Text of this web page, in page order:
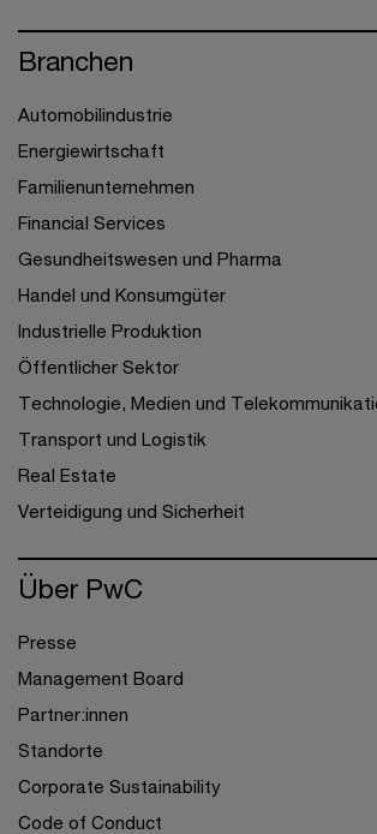
Branchen
Automobilindustrie
Energiewirtschaft
Familienunternehmen
Financial Services
Gesundheitswesen und Pharma
Handel und Konsumgüter
Industrielle Produktion
Öffentlicher Sektor
Technologie, Medien und
Transport und Logistik
Real Estate
Verteidigung und Sicherheit
Über PwC
Presse
Management Board
Partner:innen
Standorte
Corporate Sustainability
Code of Conduct